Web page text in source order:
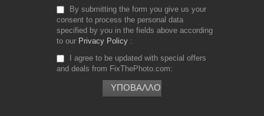
By submitting the form you give us your
consent to process the personal data
specified by you in the fields above according
to our Privacy Policy
I agree to be updated with special offers
and deals from FixThePhoto.com